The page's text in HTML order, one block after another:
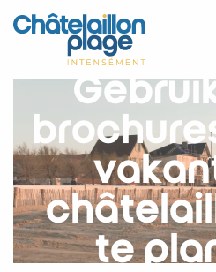
Aller
au
principal
Home – NL
Ontdek
Activiteiten
Leven
Afspraken
Uw verblijf - NL
te